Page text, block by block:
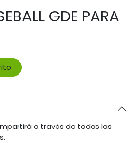
GDE PARA
a través de todas las